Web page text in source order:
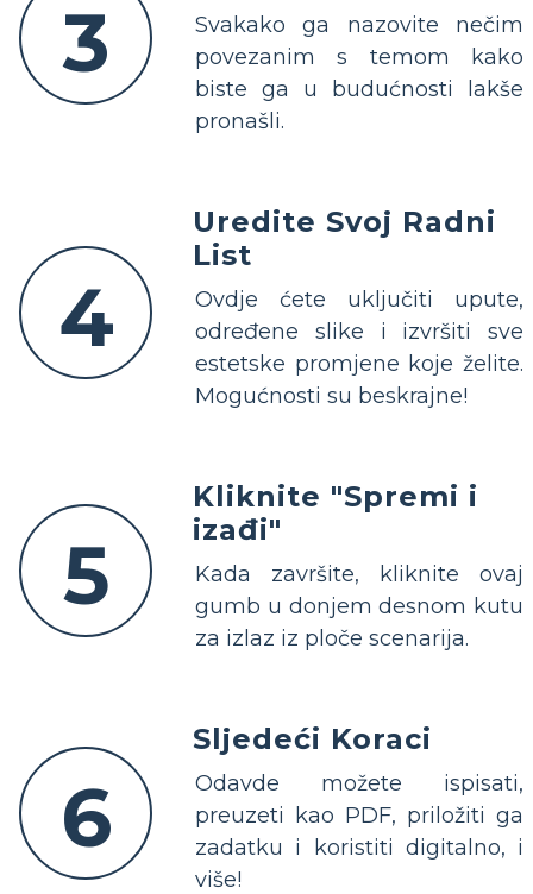
3
Svakako ga nazovite nečim
povezanim s temom kako
biste ga u budućnosti lakše
pronašli.
4
Uredite Svoj Radni
List
Ovdje ćete uključiti upute,
određene slike i izvršiti sve
estetske promjene koje želite.
Mogućnosti su beskrajne!
5
Kliknite "Spremi i
izađi"
Kada završite, kliknite ovaj
gumb u donjem desnom kutu
za izlaz iz ploče scenarija.
6
Sljedeći Koraci
Odavde možete ispisati,
preuzeti kao PDF, priložiti ga
zadatku i koristiti digitalno, i
više!